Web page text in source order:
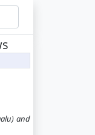
and